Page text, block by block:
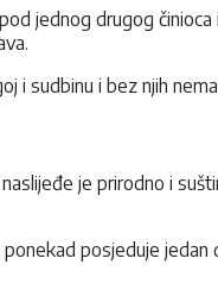
jednog drugog činioca
i sudbinu i bez njih
je prirodno i
posjeduje jedan